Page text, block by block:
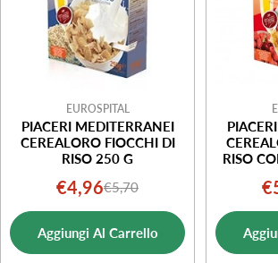
EUROSPITAL
PIACERI MEDITERRANEI
CEREALORO FIOCCHI DI
RISO 250 G
Prezzo
di
vendita
€4,96Prezzo
normale
€5,70
Aggiungi Al Carrello
RISO